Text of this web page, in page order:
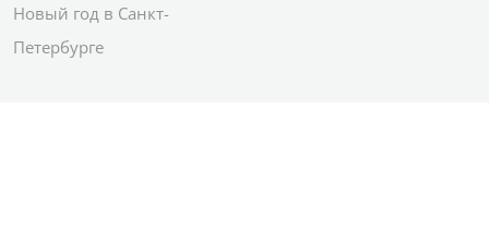
Новый год в Санкт-
Петербурге